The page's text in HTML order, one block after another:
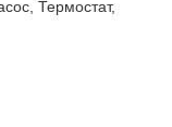
Термостат,